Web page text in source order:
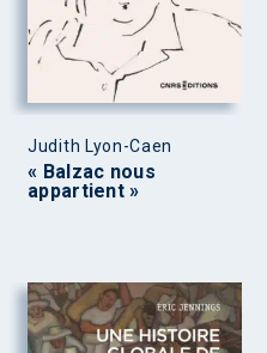
Judith Lyon-Caen
« Balzac nous
appartient »